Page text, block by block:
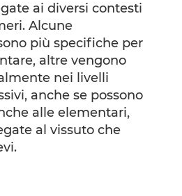
ai diversi contesti
Alcune
più specifiche per
altre vengono
nei livelli
anche se possono
alle elementari,
al vissuto che